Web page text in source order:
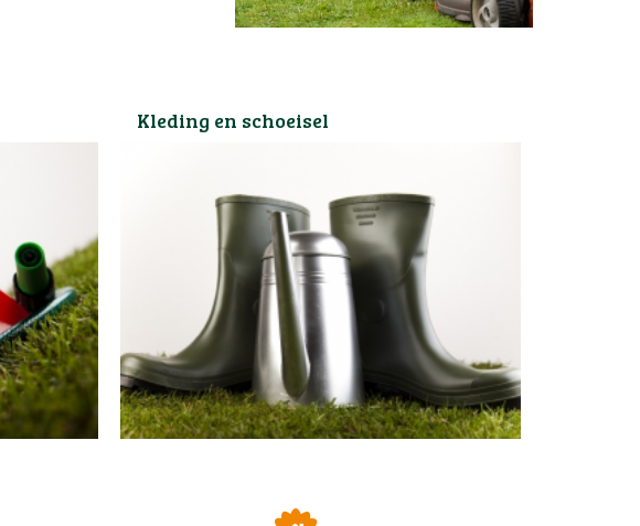
Kleding en schoeisel